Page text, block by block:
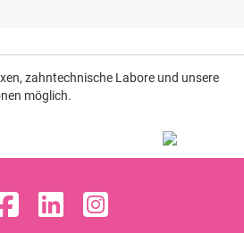
zahntechnische Labore und unsere
möglich.